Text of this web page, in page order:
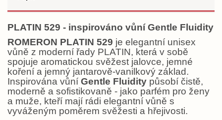
PLATIN 529 - inspirováno vůní Gentle Fluidity
ROMERON PLATIN 529 je elegantní unisex
vůně z moderní řady PLATIN, která v sobě
spojuje aromatickou svěžest jalovce, jemné
koření a jemný jantarově-vanilkový základ.
Inspirována vůní Gentle Fluidity působí čistě,
moderně a sofistikovaně - jako parfém pro ženy
a muže, kteří mají rádi elegantní vůně s
vyváženým poměrem svěžesti a hřejivosti.